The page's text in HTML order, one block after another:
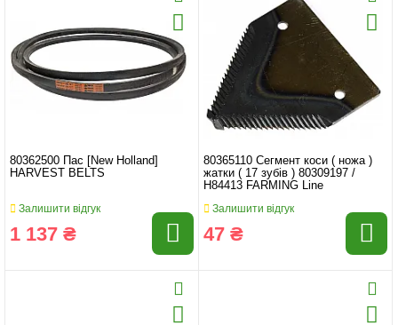
80362500 Пас [New Holland]
HARVEST BELTS
Залишити відгук
1 137 ₴
80365110 Сегмент коси ( ножа )
жатки ( 17 зубів ) 80309197 /
H84413 FARMING Line
Залишити відгук
47 ₴